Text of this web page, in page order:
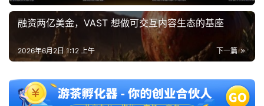
融资两亿美金，VAST 想做可交互内容生态的基座
下一篇
2026年6月2日 1:12 上午